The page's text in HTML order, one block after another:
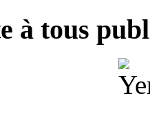
à tous